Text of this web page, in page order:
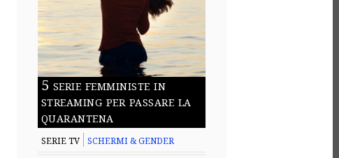
5 serie femministe in
streaming per passare la
quarantena
SERIE TV SCHERMI & GENDER